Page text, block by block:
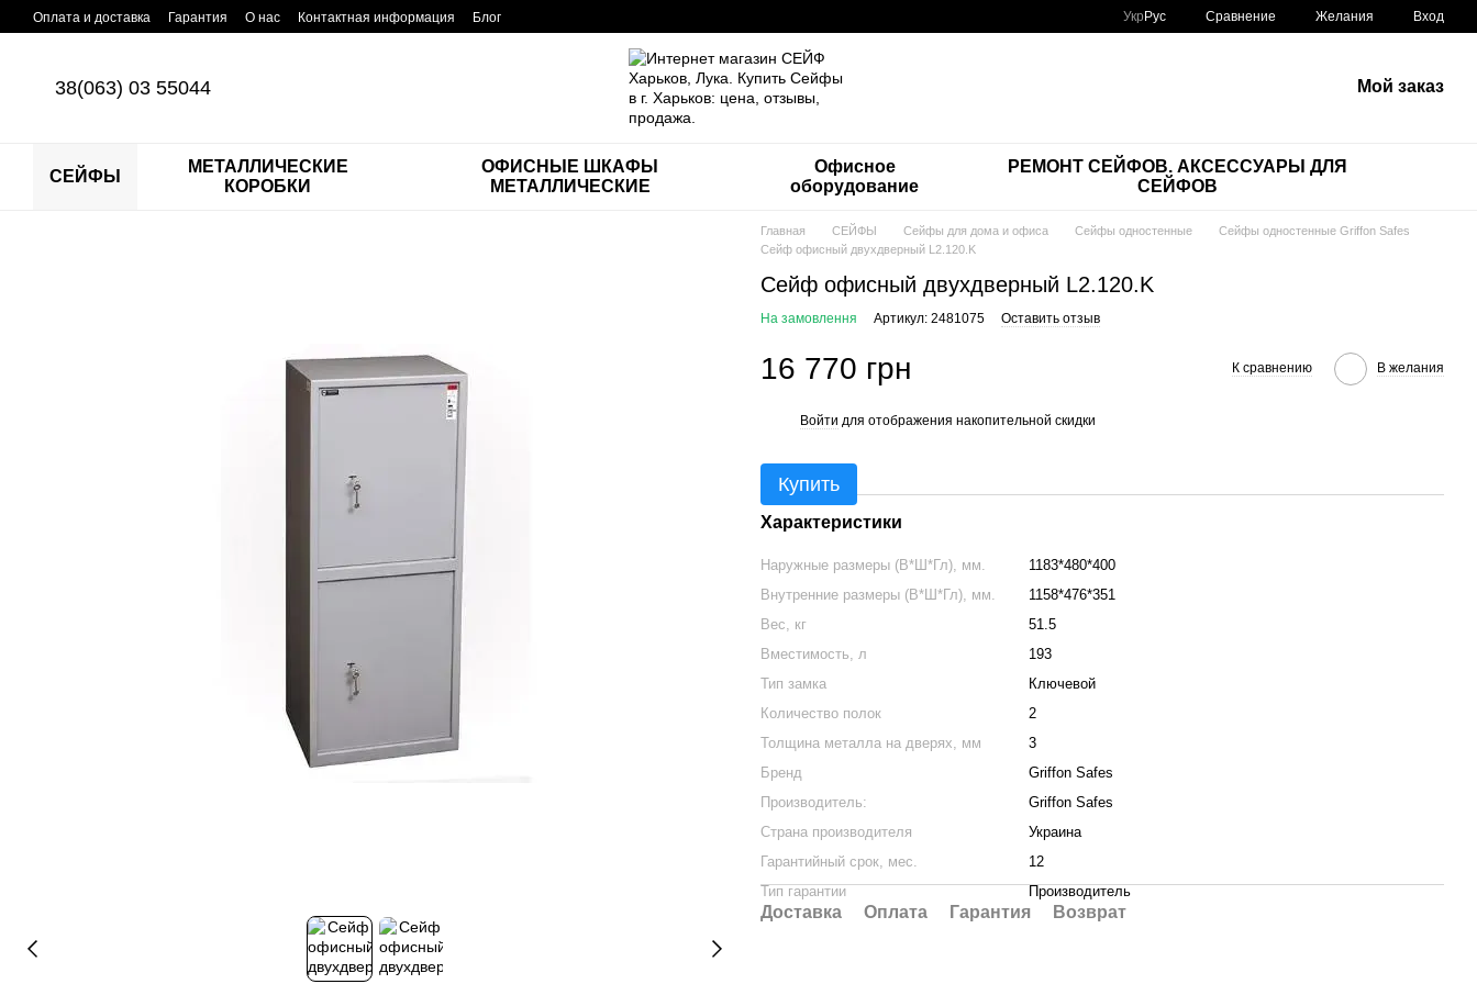
Перейти к основному контенту
Оплата и доставка Гарантия О нас Контактная информация Блог Укр Рус Сравнение Желания Вход
38(063) 03 55044 Мой заказ
СЕЙФЫ
МЕТАЛЛИЧЕСКИЕ
КОРОБКИ
ОФИСНЫЕ ШКАФЫ
МЕТАЛЛИЧЕСКИЕ
Офисное
оборудование
РЕМОНТ СЕЙФОВ. АКСЕССУАРЫ ДЛЯ
СЕЙФОВ
Главная СЕЙФЫ Сейфы для дома и офиса Сейфы одностенные
Сейфы одностенные Griffon Safes
Сейф офисный двухдверный L2.120.K
Сейф офисный двухдверный L2.120.K
На замовлення Артикул: 2481075 Оставить отзыв
16 770 грн К сравнению В желания
Войти для отображения накопительной скидки
Купить
Характеристики
Наружные размеры (В*Ш*Гл), мм.
1183*480*400
Внутренние размеры (В*Ш*Гл), мм.
1158*476*351
Вес, кг
51.5
Вместимость, л
193
Тип замка
Ключевой
Количество полок
2
Толщина металла на дверях, мм
3
Бренд
Griffon Safes
Производитель:
Griffon Safes
Страна производителя
Украина
Гарантийный срок, мес.
12
Тип гарантии
Производитель
Доставка Оплата Гарантия Возврат